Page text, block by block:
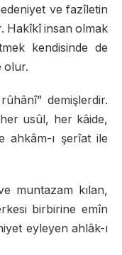
ve fazîletin
Hakîkî insan olmak
kendisinde de
olur.
demişlerdir.
usûl, her kâide,
ahkâm-ı şerîat ile
muntazam kılan,
birbirine emîn
eyleyen ahlâk-ı